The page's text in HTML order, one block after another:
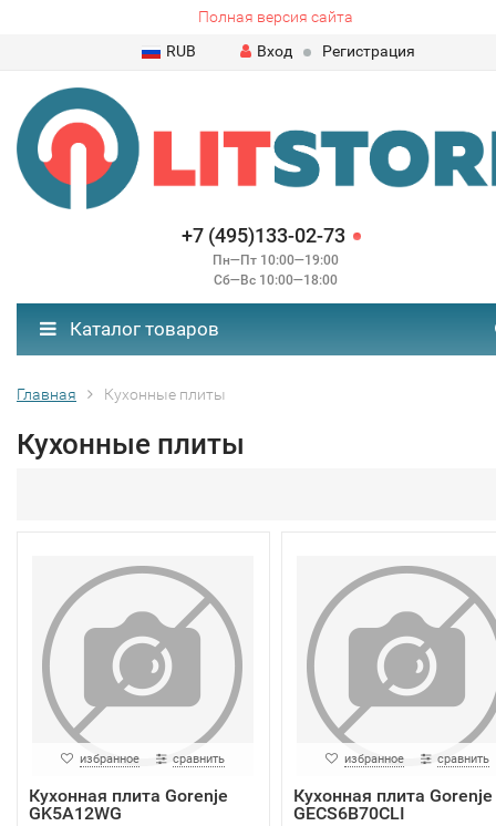
Полная версия сайта
RUB
Вход Регистрация
+7 (495)133-02-73
Пн—Пт 10:00—19:00
Сб—Вс 10:00—18:00
Каталог товаров
Главная Кухонные плиты
Кухонные плиты
избранное сравнить
Кухонная плита Gorenje
GK5A12WG
избранное сравнить
Кухонная плита Gorenje
GECS6B70CLI